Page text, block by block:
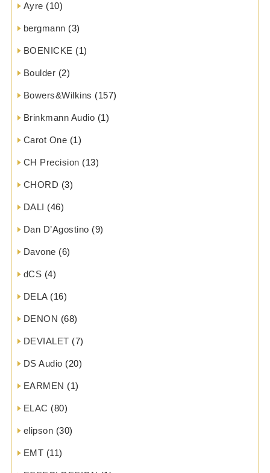
Ayre (10)
bergmann (3)
BOENICKE (1)
Boulder (2)
Bowers&Wilkins (157)
Brinkmann Audio (1)
Carot One (1)
CH Precision (13)
CHORD (3)
DALI (46)
Dan D’Agostino (9)
Davone (6)
dCS (4)
DELA(16)
DENON (68)
DEVIALET (7)
DS Audio (20)
EARMEN (1)
ELAC (80)
elipson (30)
EMT (11)